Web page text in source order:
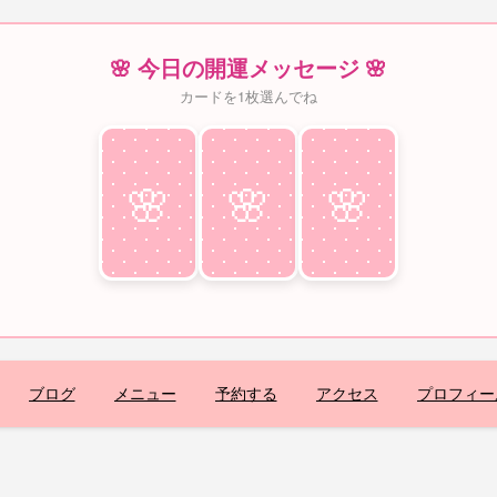
🌸 今日の開運メッセージ 🌸
カードを1枚選んでね
🌸
♥ 🌸
♥ 🌸
♥
ブログ メニュー 予約する アクセス プロフィ